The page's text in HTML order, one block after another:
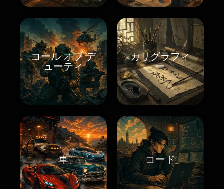
コール オブ デ
ューティ
カリグラフィ
ー
車 コード